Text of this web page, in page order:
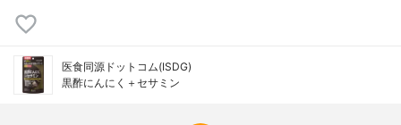
医食同源ドットコム(ISDG)
黒酢にんにく＋セサミン